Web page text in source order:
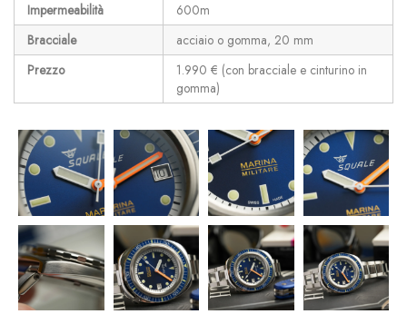
Impermeabilità
600m
Bracciale
acciaio o gomma, 20 mm
Prezzo
1.990 € (con bracciale e cinturino in
gomma)